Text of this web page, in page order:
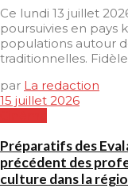
Ce lundi 13 juillet
poursuivies en pays
populations autour
traditionnelles.
par La redaction
15 juillet 2026
Préparatifs des
précédent des
culture dans la